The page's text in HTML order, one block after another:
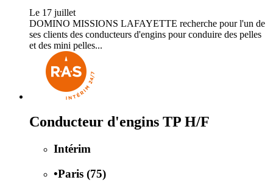
Le 17 juillet
DOMINO MISSIONS LAFAYETTE recherche pour l'un de
ses clients des conducteurs d'engins pour conduire des pelles
et des mini pelles...
Conducteur d'engins TP H/F
Intérim
•Paris (75)